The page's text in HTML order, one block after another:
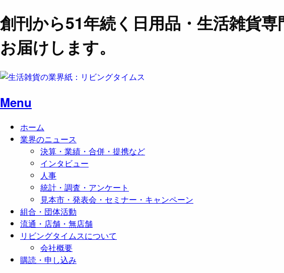
創刊から51年続く日用品・生活雑貨
お届けします。
Menu
ホーム
業界のニュース
決算・業績・合併・提携など
インタビュー
人事
統計・調査・アンケート
見本市・発表会・セミナー・キャンペーン
組合・団体活動
流通・店舗・無店舗
リビングタイムスについて
会社概要
購読・申し込み